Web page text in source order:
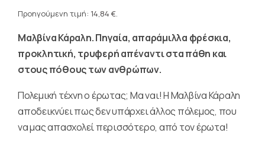
23,90 €.
τρέχουσα
είναι:
14,84 €.
Προηγούμενη τιμή: 14,84 €.
Μαλβίνα Κάραλη. Πηγαία, απαράμιλλα φρέσκια,
προκλητική, τρυφερή απέναντι στα πάθη και
στους πόθους των ανθρώπων.
Πολεμική τέχνη ο έρωτας; Μα ναι! Η Μαλβίνα Κάραλη
αποδεικνύει πως δεν υπάρχει άλλος πόλεμος, που
να μας απασχολεί περισσότερο, από τον έρωτα!